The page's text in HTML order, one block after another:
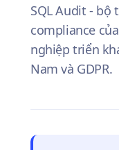
SQL Audit - bộ
compliance
nghiệp triển
Nam và GDPR.